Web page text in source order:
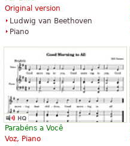
GIA Publications
Canon in D
$3.95
Organ
Alfred Music Publishing
Original version
Ludwig van Beethoven
Piano
Parabéns a Você
Voz, Piano